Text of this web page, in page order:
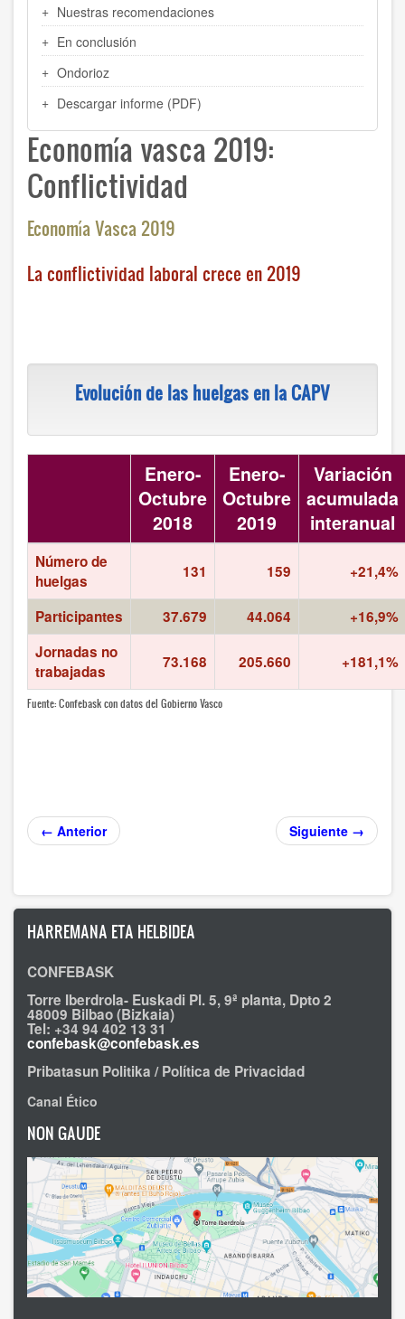
Nuestras recomendaciones
En conclusión
Ondorioz
Descargar informe (PDF)
Economía vasca 2019:
Conflictividad
Economía Vasca 2019
La conflictividad laboral crece en 2019
Evolución de las huelgas en la CAPV
Enero-
Octubre
2018
Enero-
Octubre
2019
Variación
acumulada
interanual
Número de
huelgas
131 159 +21,4%
Participantes 37.679 44.064
+16,9%
Jornadas no
trabajadas
73.168 205.660 +181,1%
Fuente: Confebask con datos del Gobierno Vasco
← Anterior Siguiente →
HARREMANA ETA HELBIDEA
CONFEBASK
Torre Iberdrola- Euskadi Pl. 5, 9ª planta, Dpto 2
48009 Bilbao (Bizkaia)
Tel: +34 94 402 13 31
confebask@confebask.es
Pribatasun Politika / Política de Privacidad
Canal Ético
NON GAUDE